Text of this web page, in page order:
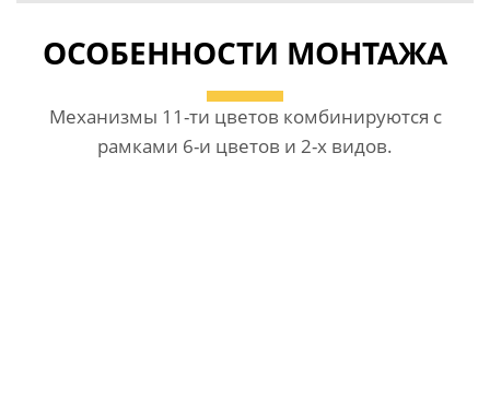
ОСОБЕННОСТИ МОНТАЖА
Механизмы 11-ти цветов комбинируются с
рамками 6-и цветов и 2-х видов.